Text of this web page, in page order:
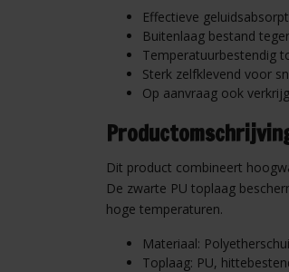
Effectieve
Buitenlaag bestand
Temperatuurbestendig
Sterk zelfklevend voor
Op aanvraag ook
Dit product combineert
De zwarte PU toplaag
hoge temperaturen.
Materiaal:
Toplaag: PU,